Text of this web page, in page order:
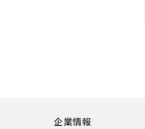
企業情報